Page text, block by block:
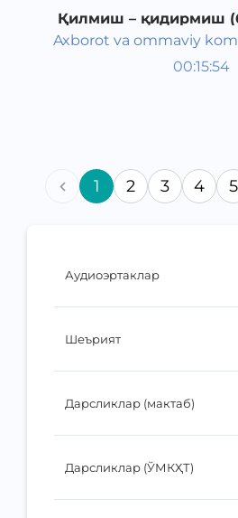
Аудиоэртаклар
Шеърият
Дарсликлар (мактаб)
Дарсликлар (ЎМКҲТ)
Қилмиш – қидирмиш
эртаги)
Axborot va ommaviy
agentligi va
00:15:54
Жаҳон халқ
1 2 3 4 5